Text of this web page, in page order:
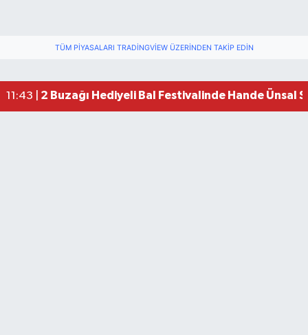
TÜM PIYASALARI TRADINGVIEW ÜZERINDEN TAKIP EDIN
11:43 | 2 Buzağı Hediyeli Bal Festivalinde Hande Ünsal